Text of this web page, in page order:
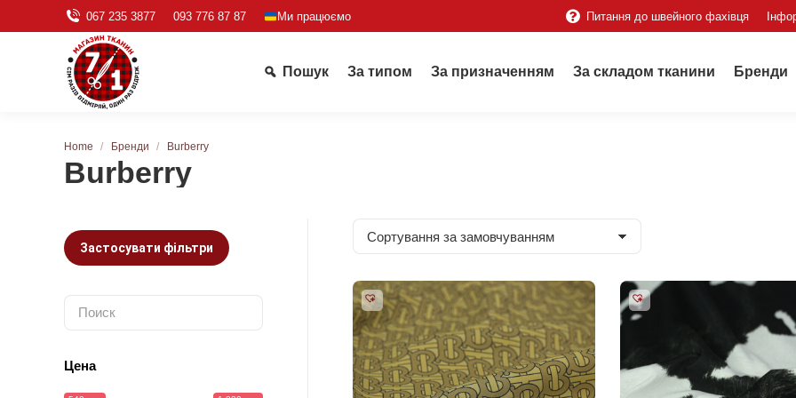
067 235 3877 093 776 87 87 Ми працюємо Питання до швейного фахівця
Пошук За типом За призначенням За складом тканини Бренди
Burberry
You are here:
Home Бренди Burberry
Застосувати фільтри
Цена